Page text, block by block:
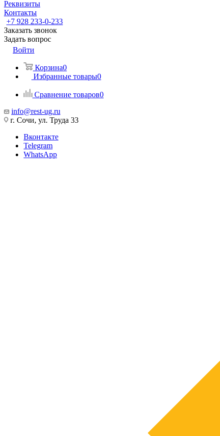
Реквизиты
Контакты
+7 928 233-0-233
Заказать звонок
Задать вопрос
Войти
Корзина0
Избранные товары0
Сравнение товаров0
info@rest-ug.ru
г. Сочи, ул. Труда 33
Вконтакте
Telegram
WhatsApp